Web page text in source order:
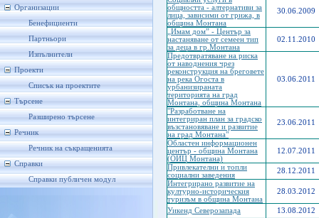
Организации
Бенефициенти
Партньори
Изпълнители
Проекти
Списък на проектите
Търсене
Разширено търсене
Речник
Речник на съкращенията
Справки
Справки публичен модул
общността - алтернативи за
лица, зависими от грижа, в
община Монтана
30.06.2009
„Имам дом” - Център за
настаняване от семеен тип
за деца в гр.Монтана
02.11.2010
Предотвратяване на риска
от наводнения чрез
реконструкция на бреговете
на река Огоста в
урбанизираната
територията на град
Монтана, община Монтана
03.06.2011
"Разработване на
интегриран план за градско
възстановяване и развитие
на град Монтана"
23.06.2011
Областен информационен
център - община Монтана
(ОИЦ Монтана)
12.07.2011
Привлекателни и топли
социални заведения
28.12.2011
Интегрирано развитие на
културно-историческия
туризъм в община Монтана
28.03.2012
Уикенд Северозапада
13.08.2012